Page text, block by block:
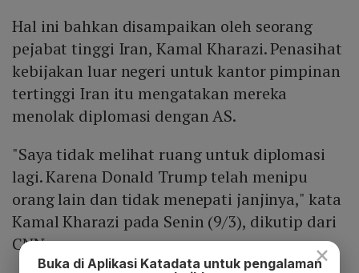
Hal ini bahkan disampaikan oleh seorang
pejabat tinggi Iran, Kamal Kharazi. Penasihat
kebijakan luar negeri untuk kantor pimpinan
tertinggi Iran itu mengatakan mereka
menolak diplomasi dengan AS.
"Saya tidak melihat ruang untuk diplomasi
lagi. Karena Donald Trump telah menipu
orang lain dan tidak menepati janjinya," kata
Kamal Kharazi pada Senin (9/3), dikutip dari
CNN.
×
Buka di Aplikasi Katadata untuk pengalaman